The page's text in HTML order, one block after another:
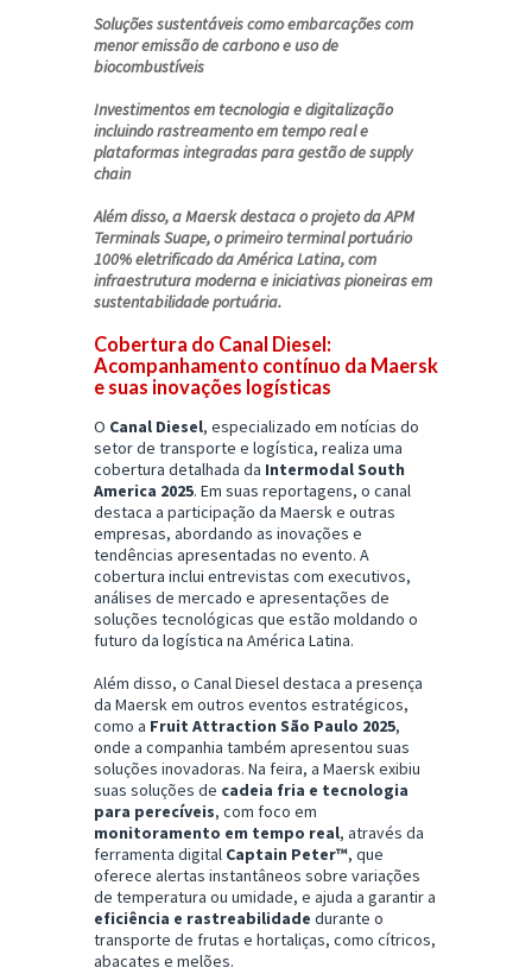
Soluções sustentáveis como embarcações com
menor emissão de carbono e uso de
biocombustíveis
Investimentos em tecnologia e digitalização
incluindo rastreamento em tempo real e
plataformas integradas para gestão de supply
chain
Além disso, a Maersk destaca o projeto daAPM
Terminals Suape, o primeiro terminal portuário
100% eletrificado da América Latina, com
infraestrutura moderna e iniciativas pioneiras em
sustentabilidade portuária.
Cobertura do Canal Diesel:
Acompanhamento contínuo da Maersk
e suas inovações logísticas
O Canal Diesel, especializado em notícias do
setor de transporte e logística, realiza uma
cobertura detalhada da Intermodal South
America 2025. Em suas reportagens, o canal
destaca a participação da Maersk e outras
empresas, abordando as inovações e
tendências apresentadas no evento. A
cobertura inclui entrevistas com executivos,
análises de mercado e apresentações de
soluções tecnológicas que estão moldando o
futuro da logística na América Latina.
Além disso, o Canal Diesel destaca a presença
da Maersk em outros eventos estratégicos,
como a Fruit Attraction São Paulo 2025,
onde a companhia também apresentou suas
soluções inovadoras. Na feira, a Maersk exibiu
suas soluções de cadeia fria e tecnologia
para perecíveis, com foco em
monitoramento em tempo real, através da
ferramenta digital Captain Peter™, que
oferece alertas instantâneos sobre variações
de temperatura ou umidade, e ajuda a garantir a
eficiência e rastreabilidade durante o
transporte de frutas e hortaliças, como cítricos,
abacates e melões.